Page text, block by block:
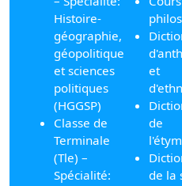
Histoire-
géographie,
géopolitique
et sciences
politiques
(HGGSP)
Classe de
Terminale
(Tle) –
Spécialité:
et
de
de la